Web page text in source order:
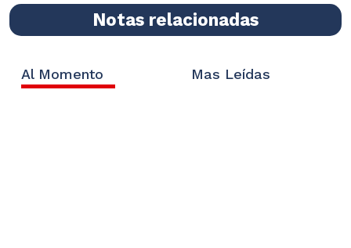
Notas relacionadas
Al Momento Mas Leídas